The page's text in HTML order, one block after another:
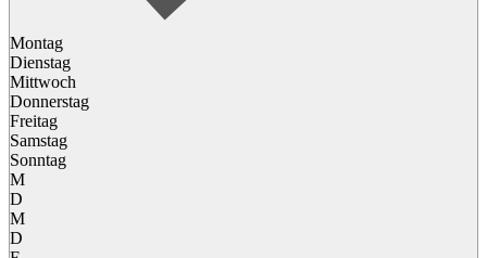
Montag
Dienstag
Mittwoch
Donnerstag
Freitag
Samstag
Sonntag
M
D
M
D